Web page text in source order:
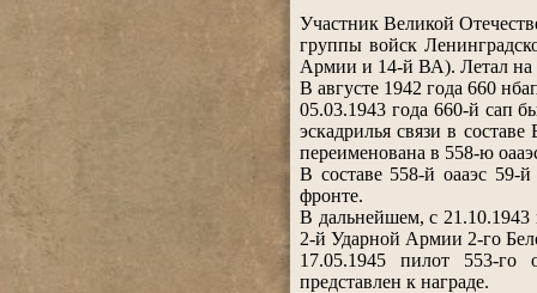
Участник Великой
группы войск
Армии и 14-й ВА). Летал на
В августе 1942 года 660
05.03.1943 года 660-й сап
эскадрилья связи в
переименована в 558-ю
В составе 558-й оааэс 59-
фронте.
В дальнейшем, с 21.10.1943
2-й Ударной Армии 2-го
17.05.1945 пилот 553-го
представлен к награде.